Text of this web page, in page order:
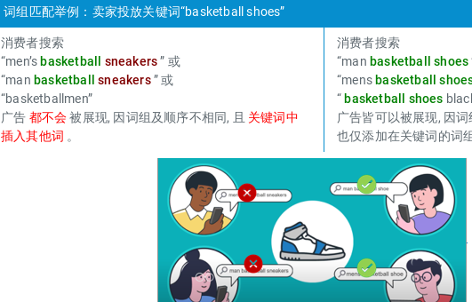
词组匹配举例：卖家投放关键词“basketball shoes”
消费者搜索
“men’s basketball sneakers” 或
“man basketballsneakers” 或
“basketballmen”
广告 都不会被展现, 因词组及顺序不相同, 且 关键词中
插入其他词 。
消费者搜索
“man basketball shoes
“mens basketball
“ basketball shoes
广告皆可以被展现, 因
也仅添加在关键词的词